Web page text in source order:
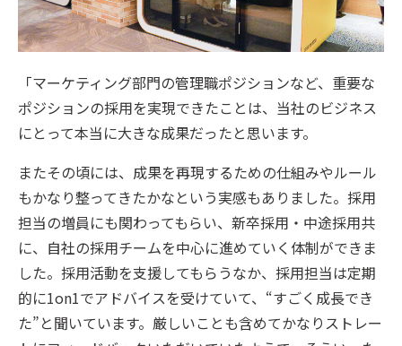
「マーケティング部門の管理職ポジションなど、重要な
ポジションの採用を実現できたことは、当社のビジネス
にとって本当に大きな成果だったと思います。
またその頃には、成果を再現するための仕組みやルール
もかなり整ってきたかなという実感もありました。採用
担当の増員にも関わってもらい、新卒採用・中途採用共
に、自社の採用チームを中心に進めていく体制ができま
した。採用活動を支援してもらうなか、採用担当は定期
的に1on1でアドバイスを受けていて、“すごく成長でき
た”と聞いています。厳しいことも含めてかなりストレー